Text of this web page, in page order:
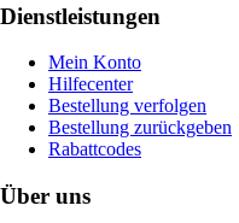
Dienstleistungen
Mein Konto
Hilfecenter
Bestellung verfolgen
Bestellung zurückgeben
Rabattcodes
Über uns